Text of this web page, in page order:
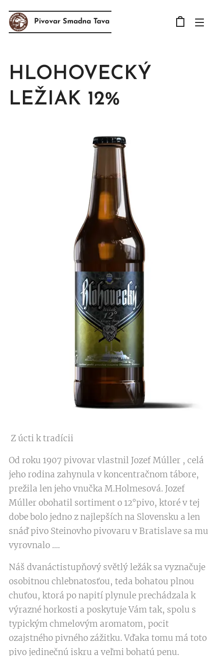
Pivovar Smadna Tava
HLOHOVECKÝ
LEŽIAK 12%
Z úcti k tradícii
Od roku 1907 pivovar vlastnil Jozef Múller , celá
jeho rodina zahynula v koncentračnom tábore,
prežila len jeho vnučka M.Holmesová. Jozef
Múller obohatil sortiment o 12°pivo, ktoré v tej
dobe bolo jedno z najlepších na Slovensku a len
snáď pivo Steinovho pivovaru v Bratislave sa mu
vyrovnalo ....
Náš dvanáctistupňový světlý ležák sa vyznačuje
osobitnou chlebnatosťou, teda bohatou plnou
chuťou, ktorá po napití plynule prechádzala k
výrazné horkosti a poskytuje Vám tak, spolu s
typickým chmelovým aromatom, pocit
ozajstného pivného zážitku. Vďaka tomu má toto
pivo jedinečnú iskru a veľmi bohatú penu.